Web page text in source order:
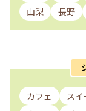
山梨
長野
カフェ ス